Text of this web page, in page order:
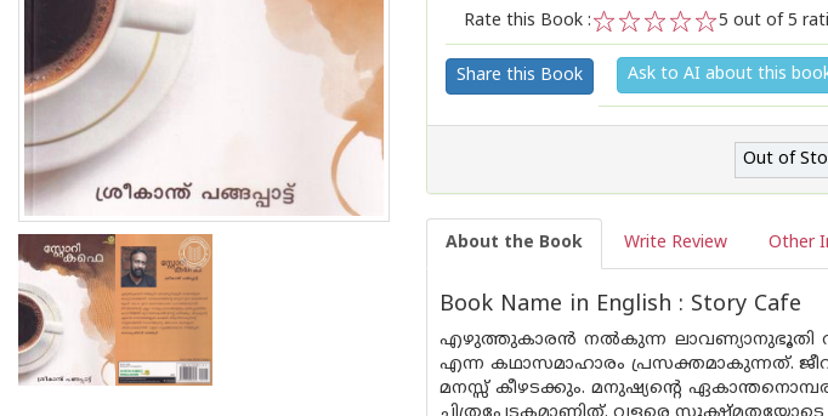
Rate this Book :
5
4
3
2
1
5 out of 5
Share this Book Ask to AI about this
Out of
About the Book Write Review Other
Book Name in English : Story Cafe
എഴുത്തുകാരന്‍ നല്‍കുന്ന ലാവണ്യാനുഭൂതി
എന്ന കഥാസമാഹാരം പ്രസക്തമാകുന്നത്.
മനസ്സ് കീഴടക്കും. മനുഷ്യന്‍റെ